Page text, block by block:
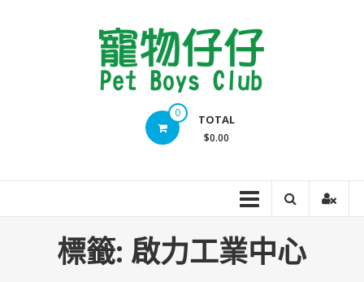
0 TOTAL
$0.00
標籤: 啟力工業中心